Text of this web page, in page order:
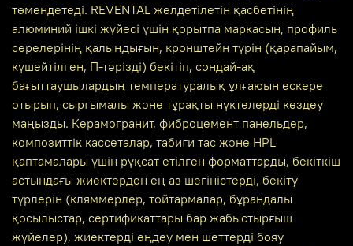
төмендетеді. REVENTAL желдетілетін қасбетінің
алюминий ішкі жүйесі үшін қорытпа маркасын, профиль
сөрелерінің қалыңдығын, кронштейн түрін (қарапайым,
күшейтілген, П-тәрізді) бекітіп, сондай-ақ
бағыттаушылардың температуралық ұлғаюын ескере
отырып, сырғымалы және тұрақты нүктелерді көздеу
маңызды. Керамогранит, фиброцемент панельдер,
композиттік кассеталар, табиғи тас және HPL
қаптамалары үшін рұқсат етілген форматтарды, бекіткіш
астындағы жиектерден ең аз шегіністерді, бекіту
түрлерін (кляммерлер, тойтармалар, бұрандалы
қосылыстар, сертификаттары бар жабыстырғыш
жүйелер), жиектерді өңдеу мен шеттерді бояу